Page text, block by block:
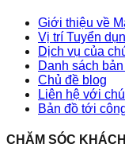
Giới thiệu về
Vị trí Tuyển
Dịch vụ của
Danh sách
Chủ đề blog
Liên hệ với
Bản đồ tới
CHĂM SÓC